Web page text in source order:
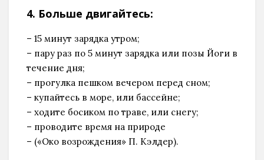
4. Больше двигайтесь:
– 15 минут зарядка утром;
– пару раз по 5 минут зарядка или позы Йоги в
течение дня;
– прогулка пешком вечером перед сном;
– купайтесь в море, или бассейне;
– ходите босиком по траве, или снегу;
– проводите время на природе
– («Око возрождения» П. Кэлдер).